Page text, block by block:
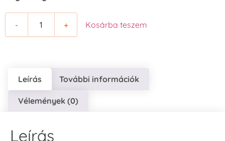
- + Kosárba teszem
Leírás További információk
Vélemények (0)
Leírás